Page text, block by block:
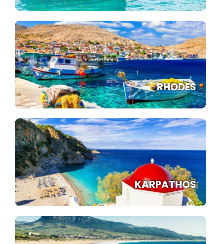
RHODES
KARPATHOS